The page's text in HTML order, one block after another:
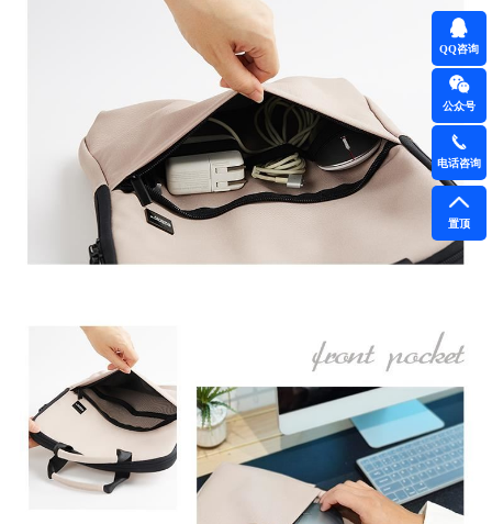
QQ咨询
公众号
电话咨询
置顶